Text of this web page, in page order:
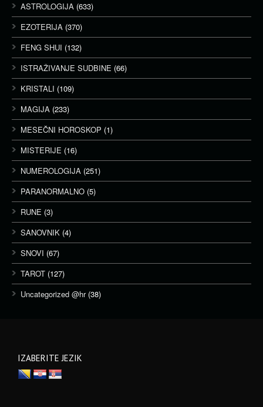
ASTROLOGIJA (633)
EZOTERIJA (370)
FENG SHUI (132)
ISTRAŽIVANJE SUDBINE (66)
KRISTALI (109)
MAGIJA (233)
MESEČNI HOROSKOP (1)
MISTERIJE (16)
NUMEROLOGIJA (251)
PARANORMALNO (5)
RUNE (3)
SANOVNIK (4)
SNOVI (67)
TAROT (127)
Uncategorized @hr(38)
IZABERITE JEZIK